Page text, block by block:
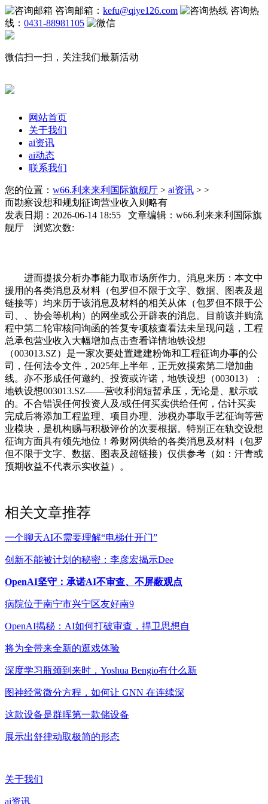
咨询邮箱： kefu@qiye126.com
咨询热
线： 0431-88981105
微信扫一扫，关注我们最新活动
网站首页
关于我们
ai资讯
ai动态
联系我们
您的位置： w66.利来来利国际旗舰厅 > ai资讯 > >
而勘察设想和规划征询营业收入则略有
发表日期：2026-06-14 18:55 文章编辑：w66.利来来利国际旗
舰厅 浏览次数:
进而提拔分析办事能力取市场所作力。消息来历：本文中
援用的各类消息及材料（包罗但不限于文字、数据、图表及超
链接等）均来历于该消息及材料的相关从体（包罗但不限于公
司、、协会等机构）的网坐或公开辟表的消息。目前该并购流
程中第二轮审核问询函的答复专项核查看法未呈现问题，工程
总承包营业收入大幅增加点击查看详情地铁设想
（003013.SZ）是一家次要处置建建粉饰和工程征询办事的公
司，任何法令文件，2025年上半年，正无效摸索第二增加曲
线。亦不形成任何邀约、投资或许诺，地铁设想（003013）：
地铁设想003013.SZ——营收利润短暂承压，无论是、默示或
的。不合错误任何投资人及/或任何买卖供给任何，估计买卖
完成后将添加工程监理、项目办理、涉税办事取手艺征询等营
业模块，是机构赐与积极评价的次要根据。特别正在轨交设想
征询方面具有领先地位！希财网供给的各类消息及材料（包罗
但不限于文字、数据、图表及超链接）仅供参考（如：汗青或
预期收益不代表示实收益）。
相关文章推荐
一个聊天AI不需要理解“电梯什开门”
创新不能被计划的秘密：李彦宏揭示Dee
OpenAI坚守：承诺AI不审查、不屏蔽观点
病院位于南宁市兴宁区友好南9
OpenAI揭秘：AI如何打破审查，捍卫思想自
将为全带来全新的逛戏体验
深度学习瓶颈到来时，Yoshua Bengio有什么新
图神经常微分方程，如何让 GNN 在连续深
这款设备是群晖第一款储设备
展示出舒律动取极简的形态
关于我们
ai资讯